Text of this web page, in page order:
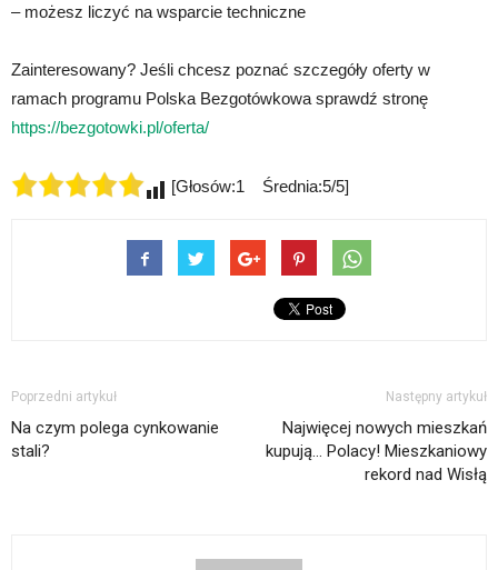
– możesz liczyć na wsparcie techniczne
Zainteresowany? Jeśli chcesz poznać szczegóły oferty w
ramach programu Polska Bezgotówkowa sprawdź stronę
https://bezgotowki.pl/oferta/
[Głosów:1 Średnia:5/5]
Poprzedni artykuł
Na czym polega cynkowanie
stali?
Następny artykuł
Najwięcej nowych mieszkań
kupują… Polacy! Mieszkaniowy
rekord nad Wisłą